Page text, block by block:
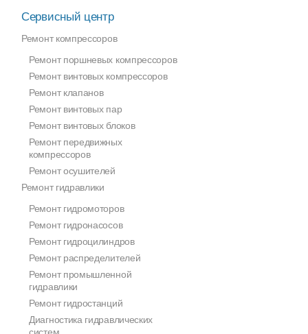
Сервисный центр
Ремонт компрессоров
Ремонт поршневых компрессоров
Ремонт винтовых компрессоров
Ремонт клапанов
Ремонт винтовых пар
Ремонт винтовых блоков
Ремонт передвижных
компрессоров
Ремонт осушителей
Ремонт гидравлики
Ремонт гидромоторов
Ремонт гидронасосов
Ремонт гидроцилиндров
Ремонт распределителей
Ремонт промышленной
гидравлики
Ремонт гидростанций
Диагностика гидравлических